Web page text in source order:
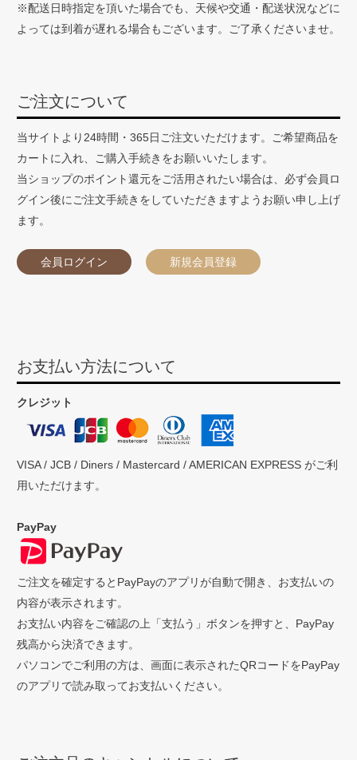
※配送日時指定を頂いた場合でも、天候や交通・配送状況などに
よっては到着が遅れる場合もございます。ご了承くださいませ。
ご注文について
当サイトより24時間・365日ご注文いただけます。ご希望商品を
カートに入れ、ご購入手続きをお願いいたします。
当ショップのポイント還元をご活用されたい場合は、必ず会員ロ
グイン後にご注文手続きをしていただきますようお願い申し上げ
ます。
会員ログイン 新規会員登録
お支払い方法について
クレジット
VISA / JCB / Diners / Mastercard / AMERICAN EXPRESS がご利
用いただけます。
PayPay
ご注文を確定するとPayPayのアプリが自動で開き、お支払いの
内容が表示されます。
お支払い内容をご確認の上「支払う」ボタンを押すと、PayPay
残高から決済できます。
パソコンでご利用の方は、画面に表示されたQRコードをPayPay
のアプリで読み取ってお支払いください。